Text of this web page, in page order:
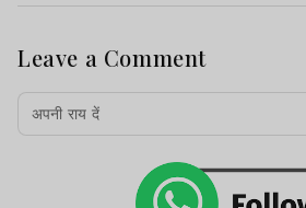
Leave a Comment